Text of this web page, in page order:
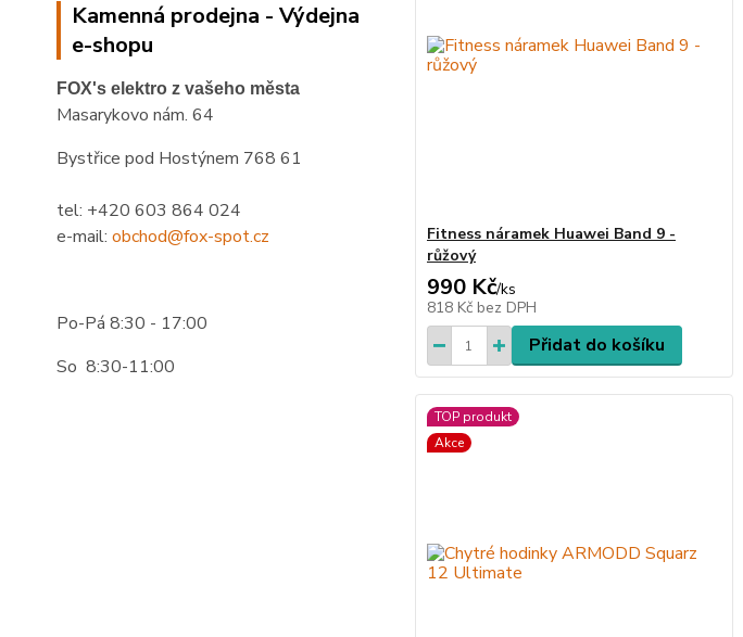
Kamenná prodejna - Výdejna
e-shopu
FOX's elektro z vašeho města
Masarykovo nám. 64
Bystřice pod Hostýnem 768 61
tel: +420 603 864 024
e-mail: obchod@fox-spot.cz
Po-Pá 8:30 - 17:00
So 8:30-11:00
Fitness náramek Huawei Band 9 -
růžový
990 Kč/ks
818 Kč bez DPH
Přidat do košíku
TOP produkt
Akce